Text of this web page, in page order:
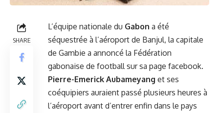
SHARE
L’équipe nationale du Gabon a été
séquestrée à l’aéroport de Banjul, la capitale
de Gambie a annoncé la Fédération
gabonaise de football sur sa page facebook.
Pierre-Emerick Aubameyang et ses
coéquipiers auraient passé plusieurs heures à
l’aéroport avant d’entrer enfin dans le pays